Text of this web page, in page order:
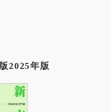
2025年版